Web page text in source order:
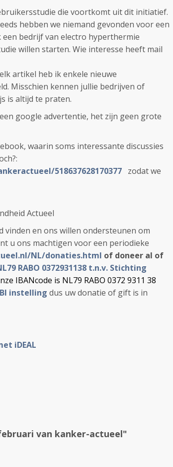
die voortkomt uit dit initiatief.
hebben we niemand gevonden voor een
bedrijf van electro hyperthermie
willen starten. Wie interesse heeft mail
artikel heb ik enkele nieuwe
Misschien kennen jullie bedrijven of
is altijd te praten.
google advertentie, het zijn geen grote
waarin soms interessante discussies
518637628170377 zodat we
Actueel
vinden en ons willen ondersteunen om
u ons machtigen voor een periodieke
NL/donaties.html of doneer al of
RABO 0372931138 t.n.v. Stichting
IBANcode is NL79 RABO 0372 9311 38
instelling dus uw donatie of gift is in
iDEAL
van kanker-actueel"